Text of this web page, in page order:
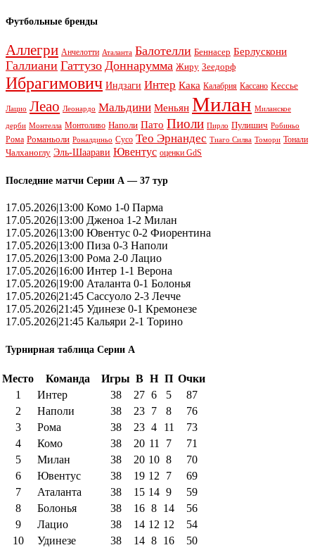
Футбольные бренды
Аллегри Анчелотти Аталанта Балотелли Беннасер Берлускони
Галлиани Гаттузо Доннарумма Жиру Зеедорф
Ибрагимович Индзаги Интер Кака Калабрия Кассано Кессье
Лацио Леао Леонардо Мальдини Меньян Милан Миланское
дерби Монтелла Монтоливо Наполи Пато Пиоли Пирло Пулишич Робиньо
Рома Романьоли Роналдиньо Сусо Тео Эрнандес Тиаго Силва Томори Тонали
Чалханоглу Эль-Шаарави Ювентус оценки GdS
Последние матчи Серии А — 37 тур
17.05.2026|13:00 Комо 1-0 Парма
17.05.2026|13:00 Дженоа 1-2 Милан
17.05.2026|13:00 Ювентус 0-2 Фиорентина
17.05.2026|13:00 Пиза 0-3 Наполи
17.05.2026|13:00 Рома 2-0 Лацио
17.05.2026|16:00 Интер 1-1 Верона
17.05.2026|19:00 Аталанта 0-1 Болонья
17.05.2026|21:45 Сассуоло 2-3 Лечче
17.05.2026|21:45 Удинезе 0-1 Кремонезе
17.05.2026|21:45 Кальяри 2-1 Торино
Турнирная таблица Серии А
Место Команда Игры В Н П Очки
1
Интер 38 27 6 5
87
2
Наполи 38 23 7 8
76
3
Рома 38 23 4 11
73
4
Комо 38 20 11 7
71
5
Милан 38 20 10 8
70
6
Ювентус 38 19 12 7
69
7
Аталанта 38 15 14 9
59
8
Болонья 38 16 8 14
56
9
Лацио 38 14 12 12
54
10
Удинезе 38 14 8 16
50